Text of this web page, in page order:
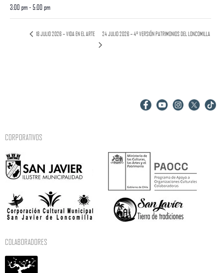
3:00 pm - 5:00 pm
18 JULIO 2026 – VIDA EN EL ARTE 24 JULIO 2026 – 4° VERSIÓN PATRIMONIOS DEL LONCOMILLA
CORPORATIVOS
COLABORADORES